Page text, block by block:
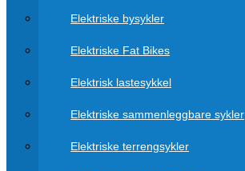
Elektriske bysykler
Elektriske Fat Bikes
Elektrisk lastesykkel
Elektriske sammenleggbare sykler
Elektriske terrengsykler